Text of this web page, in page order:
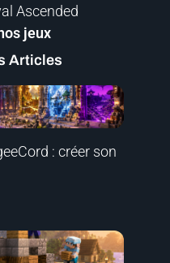
Articles
: créer son
Ascended
jeux